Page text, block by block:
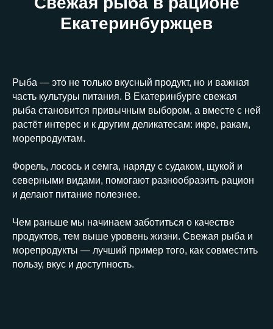
Екатеринбуржцев
Рыба — это не только вкусный продукт, но и важная
часть культуры питания. В Екатеринбурге свежая
рыба становится привычным выбором, а вместе с ней
растёт интерес и к другим деликатесам: икре, ракам,
морепродуктам.
Форель, лосось и семга, наряду с судаком, щукой и
северными видами, помогают разнообразить рацион
и делают питание полезнее.
Чем раньше мы начинаем заботиться о качестве
продуктов, тем выше уровень жизни. Свежая рыба и
морепродукты — лучший пример того, как совместить
пользу, вкус и доступность.